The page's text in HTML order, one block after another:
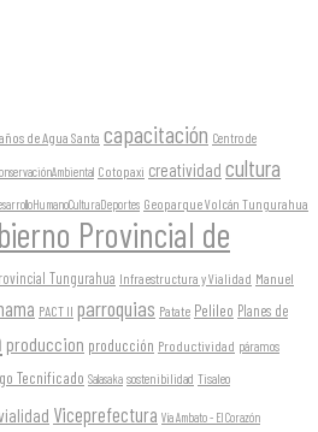
de Agua Santa capacitación Centro de
Cotopaxi creatividad cultura
Geoparque Volcán Tungurahua
Provincial de
Tungurahua Infraestructura y Vialidad Manuel
PACT II parroquias Patate Pelileo Planes de
produccion producción Productividad páramos
Tecnificado Salasaka sostenibilidad Tisaleo
Viceprefectura Vía Ambato - El Corazón